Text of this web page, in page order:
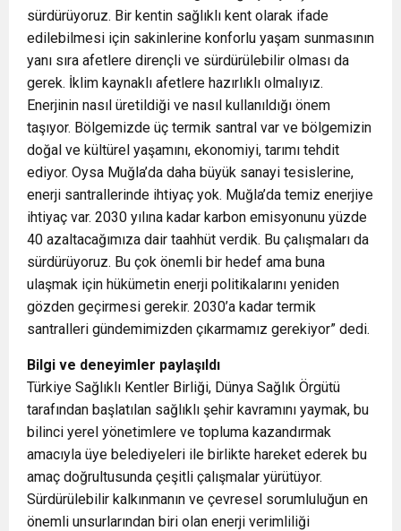
sürdürüyoruz. Bir kentin sağlıklı kent olarak ifade
edilebilmesi için sakinlerine konforlu yaşam sunmasının
yanı sıra afetlere dirençli ve sürdürülebilir olması da
gerek. İklim kaynaklı afetlere hazırlıklı olmalıyız.
Enerjinin nasıl üretildiği ve nasıl kullanıldığı önem
taşıyor. Bölgemizde üç termik santral var ve bölgemizin
doğal ve kültürel yaşamını, ekonomiyi, tarımı tehdit
ediyor. Oysa Muğla’da daha büyük sanayi tesislerine,
enerji santrallerinde ihtiyaç yok. Muğla’da temiz enerjiye
ihtiyaç var. 2030 yılına kadar karbon emisyonunu yüzde
40 azaltacağımıza dair taahhüt verdik. Bu çalışmaları da
sürdürüyoruz. Bu çok önemli bir hedef ama buna
ulaşmak için hükümetin enerji politikalarını yeniden
gözden geçirmesi gerekir. 2030’a kadar termik
santralleri gündemimizden çıkarmamız gerekiyor” dedi.
Bilgi ve deneyimler paylaşıldı
Türkiye Sağlıklı Kentler Birliği, Dünya Sağlık Örgütü
tarafından başlatılan sağlıklı şehir kavramını yaymak, bu
bilinci yerel yönetimlere ve topluma kazandırmak
amacıyla üye belediyeleri ile birlikte hareket ederek bu
amaç doğrultusunda çeşitli çalışmalar yürütüyor.
Sürdürülebilir kalkınmanın ve çevresel sorumluluğun en
önemli unsurlarından biri olan enerji verimliliği